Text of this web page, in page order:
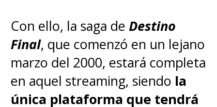
Con ello, la saga deDestino
Final, que comenzó en un lejano
marzo del 2000, estará completa
en aquel streaming, siendo la
única plataforma que tendrá